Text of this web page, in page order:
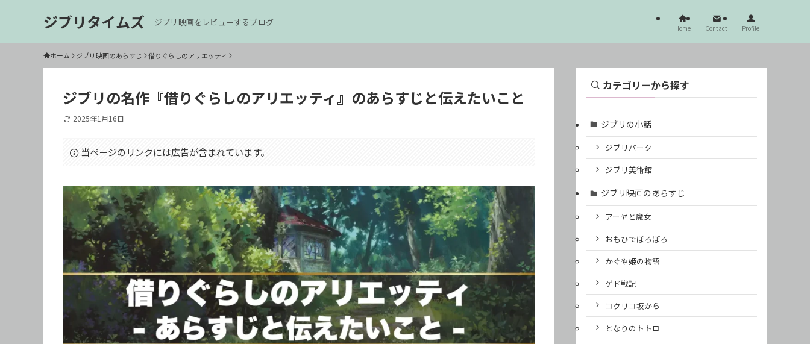
ジブリタイムズ ジブリ映画をレビューするブログ
Home Contact Profile
ホーム ジブリ映画のあらすじ 借りぐらしのアリエッティ
ジブリの名作『借りぐらしのアリエッティ』のあらすじと伝えたいこと
2025年1月16日
当ページのリンクには広告が含まれています。
カテゴリーから探す
ジブリの小話
ジブリパーク
ジブリ美術館
ジブリ映画のあらすじ
アーヤと魔女
おもひでぽろぽろ
かぐや姫の物語
ゲド戦記
コクリコ坂から
となりのトトロ